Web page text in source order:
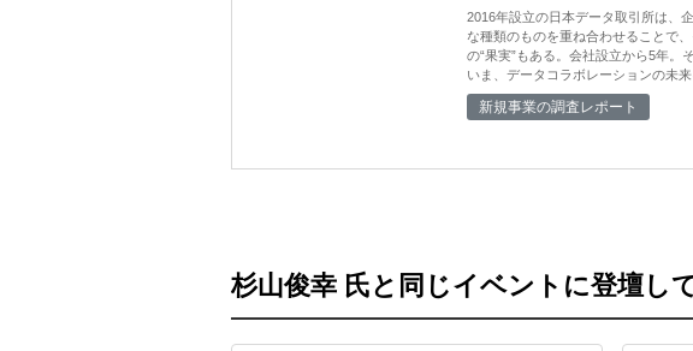
2016年設立の日本データ取引所は、
な種類のものを重ね合わせることで
の“果実”もある。会社設立から5年。
いま、データコラボレーションの未来
新規事業の調査レポート
杉山俊幸 氏と同じイベントに登壇し